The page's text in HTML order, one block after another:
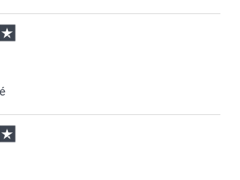
pour votre commande et je suis
votre satisfaction continue avec le
fil des ans.
sincèrement pour votre fidélité et
belle journée.